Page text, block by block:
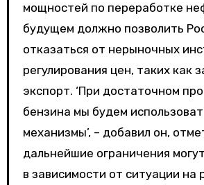
мощностей по переработке
будущем должно позволить
отказаться от нерыночных
регулирования цен, таких как
экспорт. ‘При достаточном
бензина мы будем
механизмы’, – добавил он,
дальнейшие ограничения
в зависимости от ситуации на